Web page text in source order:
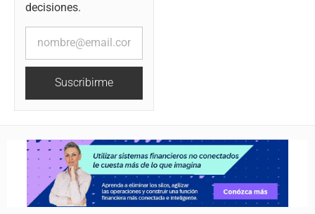
decisiones.
Suscribirme